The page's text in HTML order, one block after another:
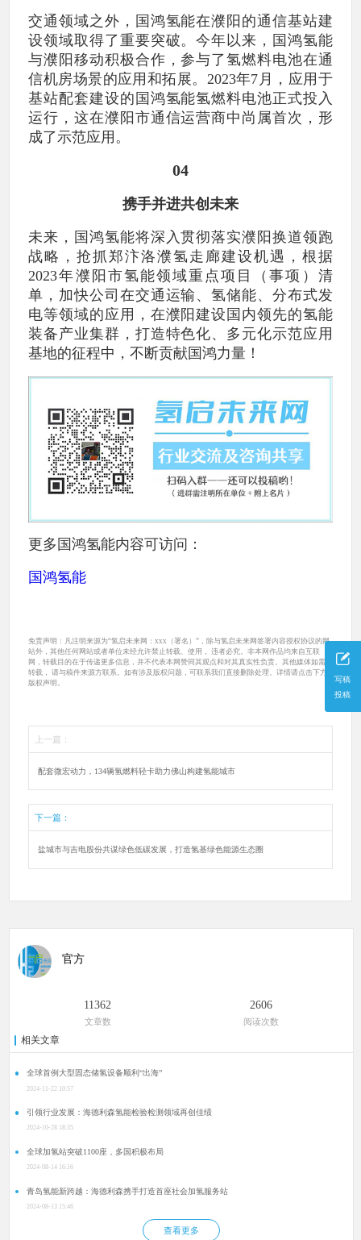
写稿
投稿
交通领域之外，国鸿氢能在濮阳的通信基站建
设领域取得了重要突破。今年以来，国鸿氢能
与濮阳移动积极合作，参与了氢燃料电池在通
信机房场景的应用和拓展。2023年7月，应用于
基站配套建设的国鸿氢能氢燃料电池正式投入
运行，这在濮阳市通信运营商中尚属首次，形
成了示范应用。
04
携手并进共创未来
未来，国鸿氢能将深入贯彻落实濮阳换道领跑
战略，抢抓郑汴洛濮氢走廊建设机遇，根据
2023年濮阳市氢能领域重点项目（事项）清
单，加快公司在交通运输、氢储能、分布式发
电等领域的应用，在濮阳建设国内领先的氢能
装备产业集群，打造特色化、多元化示范应用
基地的征程中，不断贡献国鸿力量！
更多国鸿氢能内容可访问：
国鸿氢能
免责声明：凡注明来源为“氢启未来网：xxx（署名）”，除与氢启未来网签署内容授权协议的网
站外，其他任何网站或者单位未经允许禁止转载、使用， 违者必究。非本网作品均来自互联
网，转载目的在于传递更多信息，并不代表本网赞同其观点和对其真实性负责。其他媒体如需
转载， 请与稿件来源方联系。如有涉及版权问题，可联系我们直接删除处理。详情请点击下方
版权声明。
上一篇：
配套微宏动力，134辆氢燃料轻卡助力佛山构建氢能城市
下一篇：
盐城市与吉电股份共谋绿色低碳发展，打造氢基绿色能源生态圈
官方
11362
文章数
2606
阅读次数
相关文章
全球首例大型固态储氢设备顺利“出海”
2024-11-22 10:57
引领行业发展：海德利森氢能检验检测领域再创佳绩
2024-10-28 18:35
全球加氢站突破1100座，多国积极布局
2024-08-14 16:16
青岛氢能新跨越：海德利森携手打造首座社会加氢服务站
2024-08-13 15:46
查看更多